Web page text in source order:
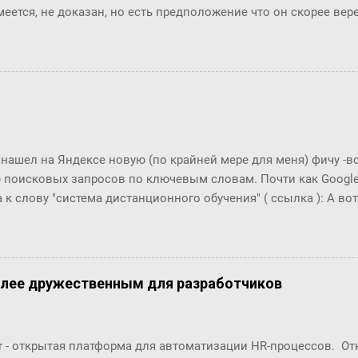
не доказан, но есть предположение что он скорее
за счет технологий (интернет, авиаперелеты и т.п.).
Research решили проверить на пользователях Microsoft
с экспертами, т.к. получается, что все богатства
от нас, нужно только их как-то найти... Информаци...
нашел на Яндексе новую (по крайней мере для меня) фичу -
поисковых запросов по ключевым словам. Почти как Google
к слову "система дистанционного обучения" ( ссылка ): А
дружественным для разработчиков
- открытая платформа для автоматизации HR-процессов.